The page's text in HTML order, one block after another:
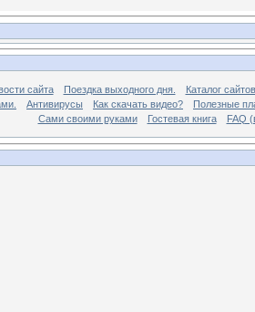
сайта Поездка выходного дня.
Каталог сайтов
Антивирусы Как скачать видео?
Полезные
Сами своими руками
Гостевая книга FAQ